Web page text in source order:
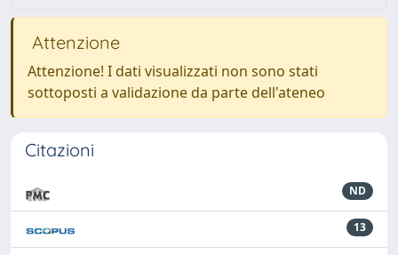
Attenzione
Attenzione! I dati visualizzati non sono stati
sottoposti a validazione da parte dell'ateneo
Citazioni
ND
13